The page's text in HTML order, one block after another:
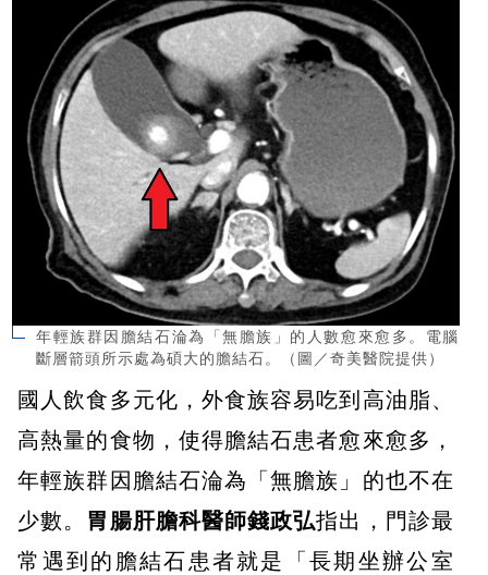
年輕族群因膽結石淪為「無膽族」的人數愈來愈多。電腦
斷層箭頭所示處為碩大的膽結石。（圖／奇美醫院提供）
國人飲食多元化，外食族容易吃到高油脂、
高熱量的食物，使得膽結石患者愈來愈多，
年輕族群因膽結石淪為「無膽族」的也不在
少數。 胃腸肝膽科醫師錢政弘指出，門診最
常遇到的膽結石患者就是「長期坐辦公室